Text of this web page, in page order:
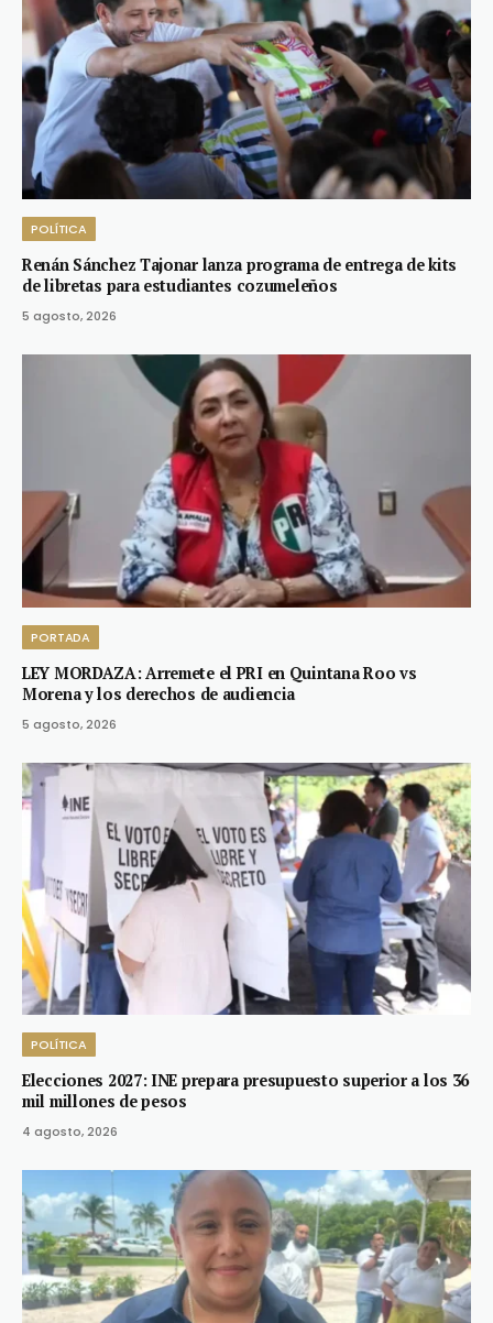
POLÍTICA
Renán Sánchez Tajonar lanza programa de entrega de kits
de libretas para estudiantes cozumeleños
5 agosto, 2026
PORTADA
LEY MORDAZA: Arremete el PRI en Quintana Roo vs
Morena y los derechos de audiencia
5 agosto, 2026
POLÍTICA
Elecciones 2027: INE prepara presupuesto superior a los 36
mil millones de pesos
4 agosto, 2026